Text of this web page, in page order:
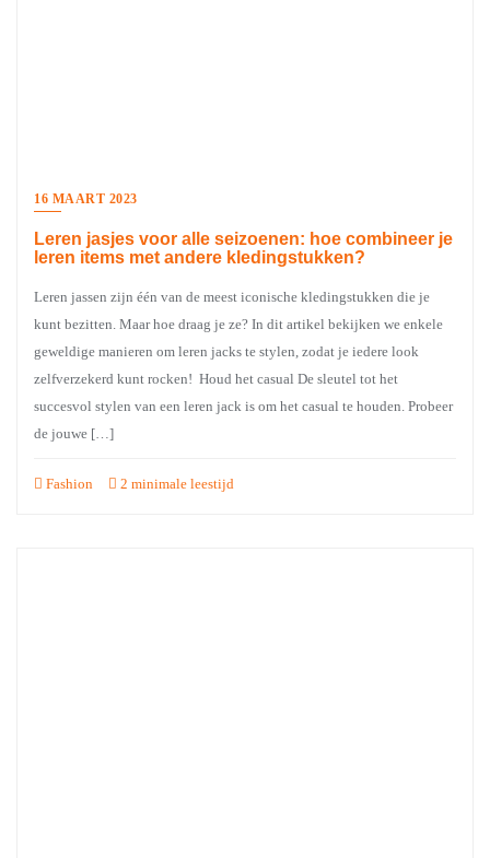
16 MAART 2023
Leren jasjes voor alle seizoenen: hoe combineer je
leren items met andere kledingstukken?
Leren jassen zijn één van de meest iconische kledingstukken die je
kunt bezitten. Maar hoe draag je ze? In dit artikel bekijken we enkele
geweldige manieren om leren jacks te stylen, zodat je iedere look
zelfverzekerd kunt rocken! Houd het casual De sleutel tot het
succesvol stylen van een leren jack is om het casual te houden. Probeer
de jouwe […]
Fashion 2 minimale leestijd